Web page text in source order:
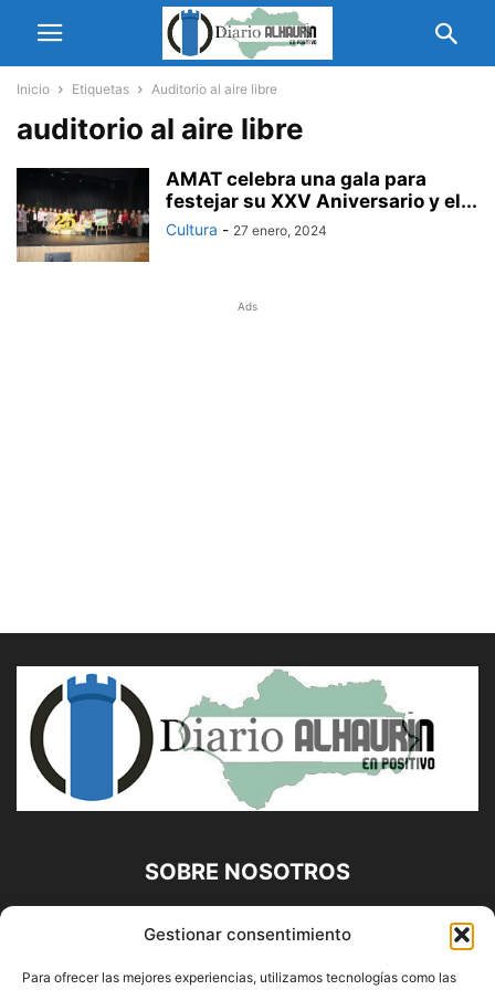
Gestionar consentimiento
Para ofrecer las mejores experiencias, utilizamos tecnologías como las
Inicio Etiquetas Auditorio al aire libre
auditorio al aire libre
AMAT celebra una gala para
festejar su XXV Aniversario y el...
Cultura - 27 enero, 2024
Ads
SOBRE NOSOTROS
Diario Alhaurín (www.alhaurindelatorre.com) Propiedad de
Francisco E. López López | 639 95 71 95 | Noticias de
Alhaurín de la Torre, Málaga y Provincia|